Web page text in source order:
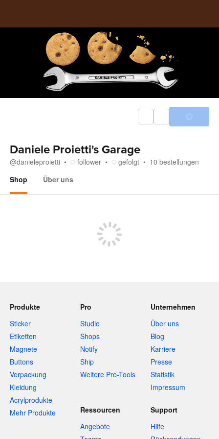
Daniele Proietti's Garage
@danieleproietti follower gefolgt 10 bestellungen
Shop
Über uns
Produkte
Sticker
Etiketten
Magnete
Buttons
Verpackung
Kleidung
Acrylprodukte
Mehr Produkte
Pro
Studio
Shops
Notify
Ship
Weitere Pro-Tools
Unternehmen
Über uns
Blog
Karriere
Presse
Statistik
Impressum
Ressourcen
Angebote
Support
Hilfe